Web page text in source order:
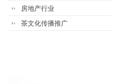
房地产行业
茶文化传播推广